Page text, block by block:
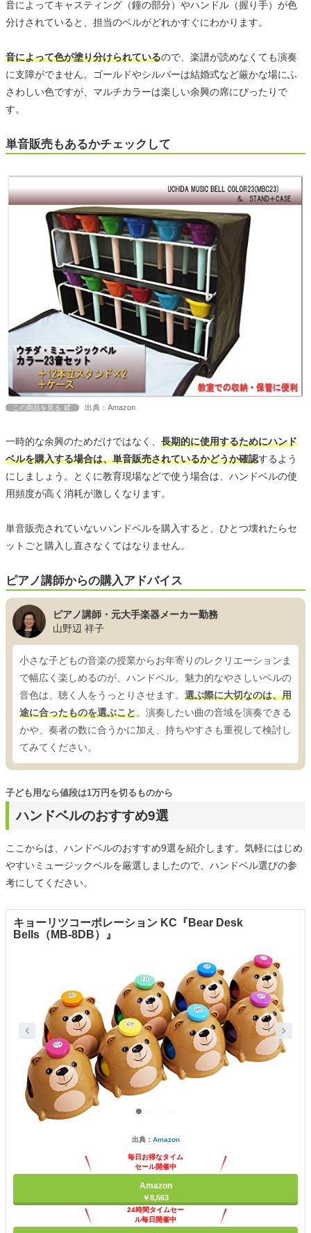
音によってキャスティング（鐘の部分）やハンドル（握り手）が色
分けされていると、担当のベルがどれかすぐにわかります。
音によって色が塗り分けられているので、楽譜が読めなくても演奏
に支障がでません。ゴールドやシルバーは結婚式など厳かな場にふ
さわしい色ですが、マルチカラーは楽しい余興の席にぴったりで
す。
単音販売もあるかチェックして
この商品を見る 出典：Amazon
一時的な余興のためだけではなく、 長期的に使用するためにハンド
ベルを購入する場合は、単音販売されているかどうか確認するよう
にしましょう。とくに教育現場などで使う場合は、ハンドベルの使
用頻度が高く消耗が激しくなります。
単音販売されていないハンドベルを購入すると、ひとつ壊れたらセ
ットごと購入し直さなくてはなりません。
ピアノ講師からの購入アドバイス
ピアノ講師・元大手楽器メーカー勤務
山野辺 祥子
小さな子どもの音楽の授業からお年寄りのレクリエーションま
で幅広く楽しめるのが、ハンドベル。魅力的なやさしいベルの
音色は、聴く人をうっとりさせます。 選ぶ際に大切なのは、用
途に合ったものを選ぶこと。演奏したい曲の音域を演奏できる
かや、奏者の数に合うかに加え、持ちやすさも重視して検討し
てみてください。
ハンドベルのおすすめ9選
子ども用なら値段は1万円を切るものから
ここからは、ハンドベルのおすすめ9選を紹介します。気軽にはじめ
やすいミュージックベルを厳選しましたので、ハンドベル選びの参
考にしてください。
キョーリツコーポレーション KC『Bear Desk
Bells（MB-8DB）』
出典： Amazon
毎日お得なタイム
セール開催中
Amazon
￥8,563
24時間タイムセー
ル毎日開催中